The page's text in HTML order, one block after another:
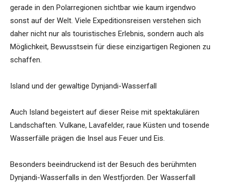
gerade in den Polarregionen sichtbar wie kaum irgendwo
sonst auf der Welt. Viele Expeditionsreisen verstehen sich
daher nicht nur als touristisches Erlebnis, sondern auch als
Möglichkeit, Bewusstsein für diese einzigartigen Regionen zu
schaffen.
Island und der gewaltige Dynjandi-Wasserfall
Auch Island begeistert auf dieser Reise mit spektakulären
Landschaften. Vulkane, Lavafelder, raue Küsten und tosende
Wasserfälle prägen die Insel aus Feuer und Eis.
Besonders beeindruckend ist der Besuch des berühmten
Dynjandi-Wasserfalls in den Westfjorden. Der Wasserfall